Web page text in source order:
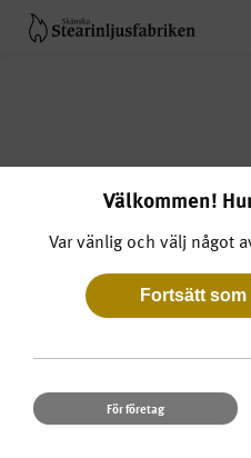
Välkommen!
Var vänlig och välj något
För företag